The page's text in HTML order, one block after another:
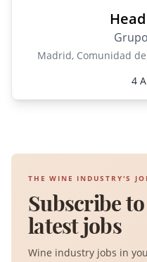
Madrid, Comunidad
4
THE WINE INDUSTRY'S
Subscribe
latest jobs
Wine industry jobs in